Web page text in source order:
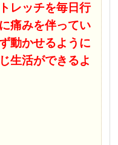
レッチを毎日行
痛みを伴ってい
動かせるように
生活ができるよ